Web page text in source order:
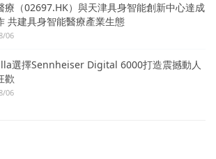
療（02697.HK）與天津具身智能創新中心達成
共建具身智能醫療產業生態
06
選擇Sennheiser Digital 6000打造震撼動人
歡
06